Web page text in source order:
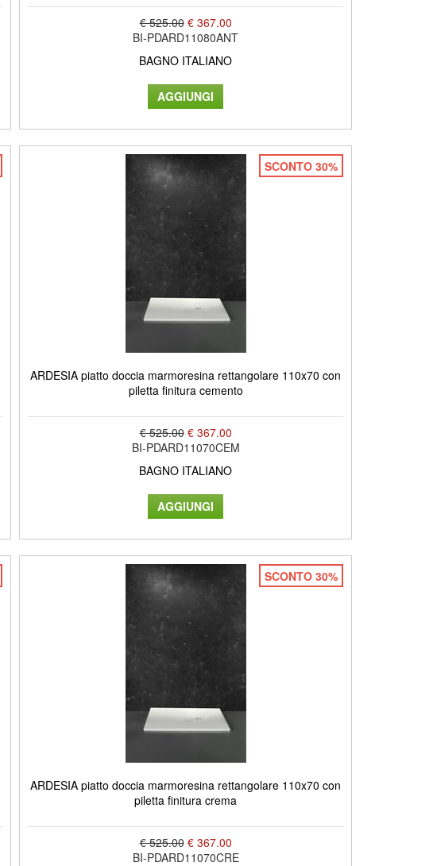
€ 525.00 € 367.00
BI-PDARD11080ANT
BAGNO ITALIANO
SCONTO 30%
ARDESIA piatto doccia marmoresina rettangolare 110x70 con
piletta finitura cemento
€ 525.00 € 367.00
BI-PDARD11070CEM
BAGNO ITALIANO
SCONTO 30%
ARDESIA piatto doccia marmoresina rettangolare 110x70 con
piletta finitura crema
€ 525.00 € 367.00
BI-PDARD11070CRE